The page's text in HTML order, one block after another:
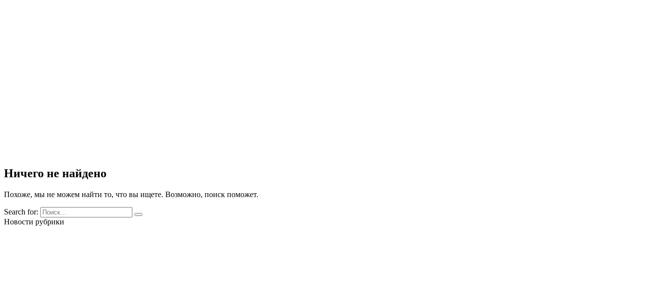
Ничего не найдено
Похоже, мы не можем найти то, что вы ищете. Возможно, поиск поможет.
Search for:
Новости рубрики